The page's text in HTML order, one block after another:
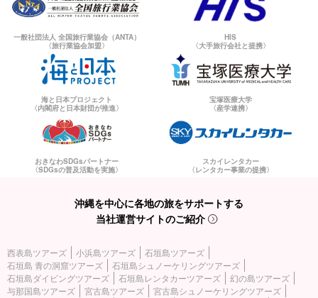
一般社団法人 全国旅行業協会（ANTA）
〈旅行業協会加盟〉
HIS
〈大手旅行会社と提携〉
海と日本プロジェクト
〈内閣府と日本財団が推進〉
宝塚医療大学
〈産学連携〉
おきなわSDGsパートナー
〈SDGsの普及活動を実施〉
スカイレンタカー
〈レンタカー事業の提携〉
沖縄を中心に各地の旅をサポートする
当社運営サイトのご紹介
西表島ツアーズ 小浜島ツアーズ
石垣島ツアーズ
石垣島 青の洞窟ツアーズ
石垣島シュノーケリングツアーズ
石垣島ダイビングツアーズ
石垣島レンタカーツアーズ
幻の島ツアーズ
与那国島ツアーズ
宮古島ツアーズ
宮古島シュノーケリングツアーズ